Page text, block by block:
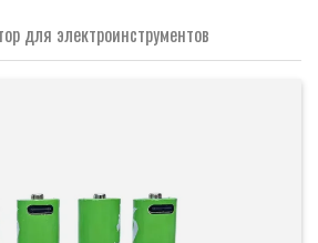
для электроинструментов